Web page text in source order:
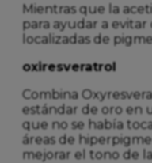
Mientras que la
para ayudar a
localizadas de
oxiresveratrol
Combina
estándar de oro en
que no se había
áreas de
mejorar el tono de la